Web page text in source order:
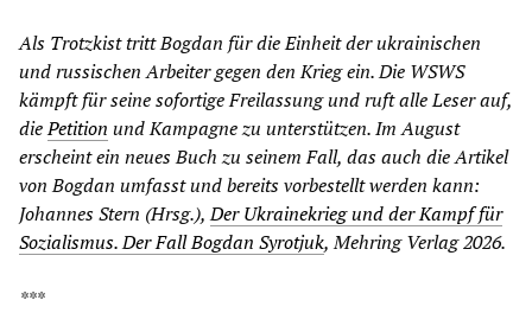
Als Trotzkist tritt Bogdan für die Einheit der ukrainischen
und russischen Arbeiter gegen den Krieg ein. Die WSWS
kämpft für seine sofortige Freilassung und ruft alle Leser auf,
diePetition und Kampagne zu unterstützen. Im August
erscheint ein neues Buch zu seinem Fall, das auch die Artikel
von Bogdan umfasst und bereits vorbestellt werden kann:
Johannes Stern (Hrsg.),Der Ukrainekrieg und der Kampf für
Sozialismus. Der Fall Bogdan Syrotjuk, Mehring Verlag 2026.
***